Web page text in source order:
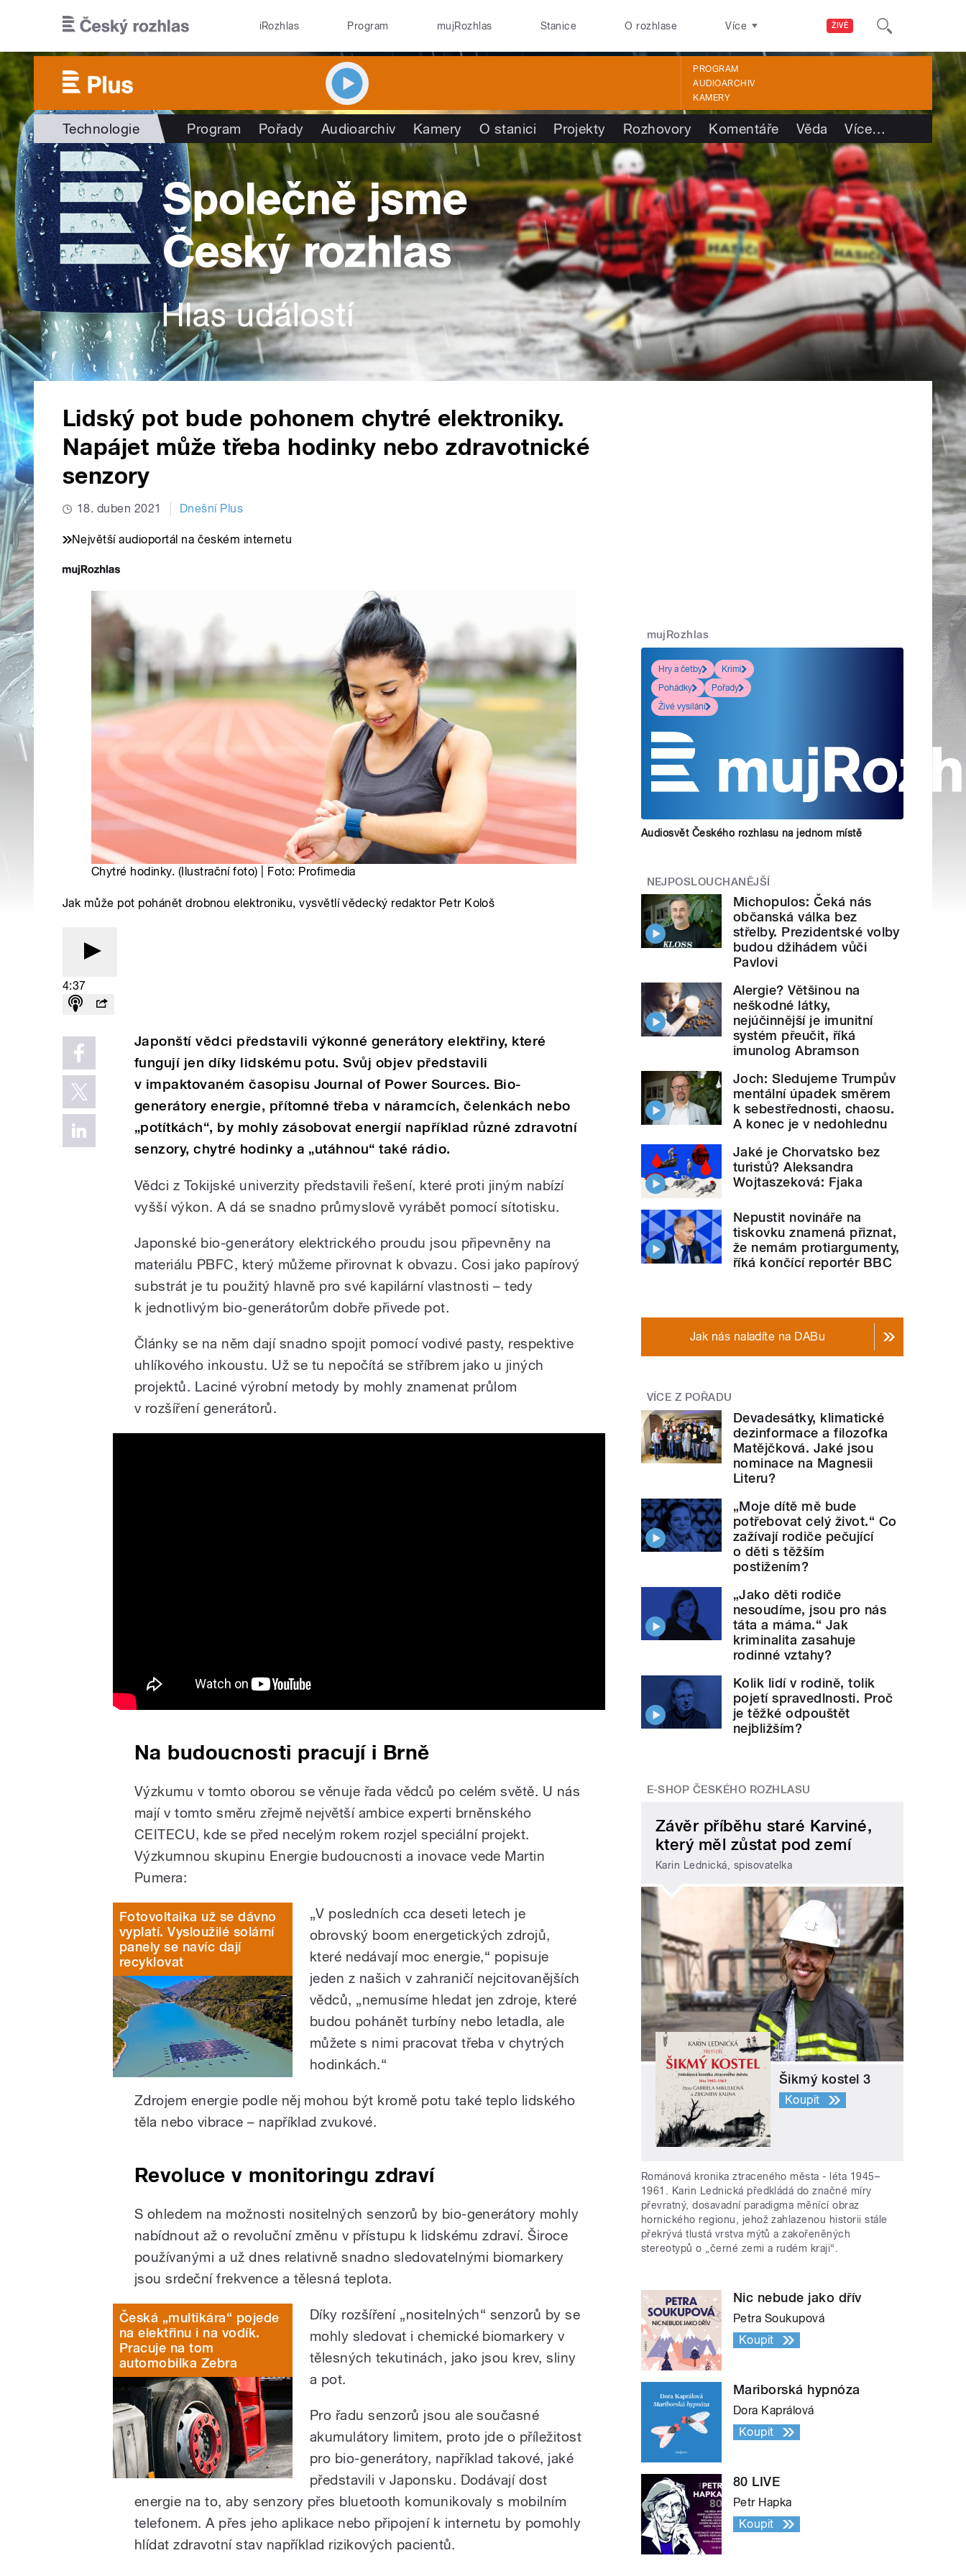
ŽIVĚ
iRozhlas Program mujRozhlas Stanice O rozhlase Více
PROGRAM
AUDIOARCHIV
KAMERY
Technologie Program Pořady Audioarchiv Kamery O stanici Projekty Rozhovory Komentáře Věda Více…
Lidský pot bude pohonem chytré elektroniky.
Napájet může třeba hodinky nebo zdravotnické
senzory
18. duben 2021 Dnešní Plus
Největší audioportál na českém internetu
Chytré hodinky. (Ilustrační foto) | Foto: Profimedia
Jak může pot pohánět drobnou elektroniku, vysvětlí vědecký redaktor Petr Kološ
4:37
Japonští vědci představili výkonné generátory elektřiny, které
fungují jen díky lidskému potu. Svůj objev představili
v impaktovaném časopisu Journal of Power Sources. Bio-
generátory energie, přítomné třeba v náramcích, čelenkách nebo
„potítkách“, by mohly zásobovat energií například různé zdravotní
senzory, chytré hodinky a „utáhnou“ také rádio.
Vědci z Tokijské univerzity představili řešení, které proti jiným nabízí
vyšší výkon. A dá se snadno průmyslově vyrábět pomocí sítotisku.
Japonské bio-generátory elektrického proudu jsou připevněny na
materiálu PBFC, který můžeme přirovnat k obvazu. Cosi jako papírový
substrát je tu použitý hlavně pro své kapilární vlastnosti – tedy
k jednotlivým bio-generátorům dobře přivede pot.
Články se na něm dají snadno spojit pomocí vodivé pasty, respektive
uhlíkového inkoustu. Už se tu nepočítá se stříbrem jako u jiných
projektů. Laciné výrobní metody by mohly znamenat průlom
v rozšíření generátorů.
Na budoucnosti pracují i Brně
Výzkumu v tomto oborou se věnuje řada vědců po celém světě. U nás
mají v tomto směru zřejmě největší ambice experti brněnského
CEITECU, kde se před necelým rokem rozjel speciální projekt.
Výzkumnou skupinu Energie budoucnosti a inovace vede Martin
Pumera:
Fotovoltaika už se dávno
vyplatí. Vysloužilé solární
panely se navíc dají
recyklovat
„V posledních cca deseti letech je
obrovský boom energetických zdrojů,
které nedávají moc energie,“ popisuje
jeden z našich v zahraničí nejcitovanějších
vědců, „nemusíme hledat jen zdroje, které
budou pohánět turbíny nebo letadla, ale
můžete s nimi pracovat třeba v chytrých
hodinkách.“
Zdrojem energie podle něj mohou být kromě potu také teplo lidského
těla nebo vibrace – například zvukové.
Revoluce v monitoringu zdraví
S ohledem na možnosti nositelných senzorů by bio-generátory mohly
nabídnout až o revoluční změnu v přístupu k lidskému zdraví. Široce
používanými a už dnes relativně snadno sledovatelnými biomarkery
jsou srdeční frekvence a tělesná teplota.
Česká „multikára“ pojede
na elektřinu i na vodík.
Pracuje na tom
automobilka Zebra
Díky rozšíření „nositelných“ senzorů by se
mohly sledovat i chemické biomarkery v
tělesných tekutinách, jako jsou krev, sliny
a pot.
Pro řadu senzorů jsou ale současné
akumulátory limitem, proto jde o příležitost
pro bio-generátory, například takové, jaké
představili v Japonsku. Dodávají dost
energie na to, aby senzory přes bluetooth komunikovaly s mobilním
telefonem. A přes jeho aplikace nebo připojení k internetu by pomohly
hlídat zdravotní stav například rizikových pacientů.
mujRozhlas
Hry a četby
Krimi
Pohádky
Pořady
Živé vysílání
Audiosvět Českého rozhlasu na jednom místě
NEJPOSLOUCHANĚJŠÍ
Michopulos: Čeká nás
občanská válka bez
střelby. Prezidentské volby
budou džihádem vůči
Pavlovi
Alergie? Většinou na
neškodné látky,
nejúčinnější je imunitní
systém přeučit, říká
imunolog Abramson
Joch: Sledujeme Trumpův
mentální úpadek směrem
k sebestřednosti, chaosu.
A konec je v nedohlednu
Jaké je Chorvatsko bez
turistů? Aleksandra
Wojtaszeková: Fjaka
Nepustit novináře na
tiskovku znamená přiznat,
že nemám protiargumenty,
říká končící reportér BBC
Jak nás naladíte na DABu
VÍCE Z POŘADU
Devadesátky, klimatické
dezinformace a filozofka
Matějčková. Jaké jsou
nominace na Magnesii
Literu?
„Moje dítě mě bude
potřebovat celý život.“ Co
zažívají rodiče pečující
o děti s těžším
postižením?
„Jako děti rodiče
nesoudíme, jsou pro nás
táta a máma.“ Jak
kriminalita zasahuje
rodinné vztahy?
Kolik lidí v rodině, tolik
pojetí spravedlnosti. Proč
je těžké odpouštět
nejbližším?
E-SHOP ČESKÉHO ROZHLASU
Závěr příběhu staré Karviné,
který měl zůstat pod zemí
Karin Lednická, spisovatelka
Šikmý kostel 3
Koupit
Románová kronika ztraceného města - léta 1945–
1961. Karin Lednická předkládá do značné míry
převratný, dosavadní paradigma měnící obraz
hornického regionu, jehož zahlazenou historii stále
překrývá tlustá vrstva mýtů a zakořeněných
stereotypů o „černé zemi a rudém kraji“.
Nic nebude jako dřív
Petra Soukupová
Koupit
Mariborská hypnóza
Dora Kaprálová
Koupit
80 LIVE
Petr Hapka
Koupit